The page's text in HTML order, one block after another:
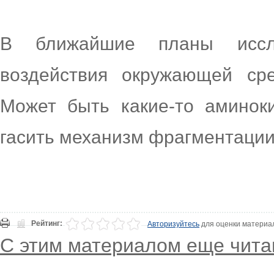
В ближайшие планы
воздействия окружающей
Может быть какие-то
гасить механизм
Рейтинг: Авторизуйтесьдля оценки
С этим материалом еще